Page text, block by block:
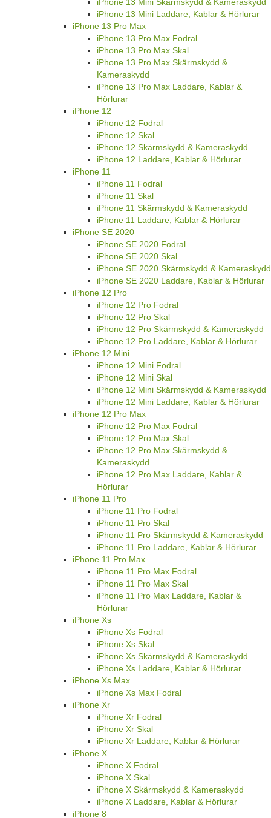
iPhone 13 Mini Skärmskydd & Kameraskydd
iPhone 13 Mini Laddare, Kablar & Hörlurar
iPhone 13 Pro Max
iPhone 13 Pro Max Fodral
iPhone 13 Pro Max Skal
iPhone 13 Pro Max Skärmskydd &
Kameraskydd
iPhone 13 Pro Max Laddare, Kablar &
Hörlurar
iPhone 12
iPhone 12 Fodral
iPhone 12 Skal
iPhone 12 Skärmskydd & Kameraskydd
iPhone 12 Laddare, Kablar & Hörlurar
iPhone 11
iPhone 11 Fodral
iPhone 11 Skal
iPhone 11 Skärmskydd & Kameraskydd
iPhone 11 Laddare, Kablar & Hörlurar
iPhone SE 2020
iPhone SE 2020 Fodral
iPhone SE 2020 Skal
iPhone SE 2020 Skärmskydd & Kameraskydd
iPhone SE 2020 Laddare, Kablar & Hörlurar
iPhone 12 Pro
iPhone 12 Pro Fodral
iPhone 12 Pro Skal
iPhone 12 Pro Skärmskydd & Kameraskydd
iPhone 12 Pro Laddare, Kablar & Hörlurar
iPhone 12 Mini
iPhone 12 Mini Fodral
iPhone 12 Mini Skal
iPhone 12 Mini Skärmskydd & Kameraskydd
iPhone 12 Mini Laddare, Kablar & Hörlurar
iPhone 12 Pro Max
iPhone 12 Pro Max Fodral
iPhone 12 Pro Max Skal
iPhone 12 Pro Max Skärmskydd &
Kameraskydd
iPhone 12 Pro Max Laddare, Kablar &
Hörlurar
iPhone 11 Pro
iPhone 11 Pro Fodral
iPhone 11 Pro Skal
iPhone 11 Pro Skärmskydd & Kameraskydd
iPhone 11 Pro Laddare, Kablar & Hörlurar
iPhone 11 Pro Max
iPhone 11 Pro Max Fodral
iPhone 11 Pro Max Skal
iPhone 11 Pro Max Laddare, Kablar &
Hörlurar
iPhone Xs
iPhone Xs Fodral
iPhone Xs Skal
iPhone Xs Skärmskydd & Kameraskydd
iPhone Xs Laddare, Kablar & Hörlurar
iPhone Xs Max
iPhone Xs Max Fodral
iPhone Xr
iPhone Xr Fodral
iPhone Xr Skal
iPhone Xr Laddare, Kablar & Hörlurar
iPhone X
iPhone X Fodral
iPhone X Skal
iPhone X Skärmskydd & Kameraskydd
iPhone X Laddare, Kablar & Hörlurar
iPhone 8